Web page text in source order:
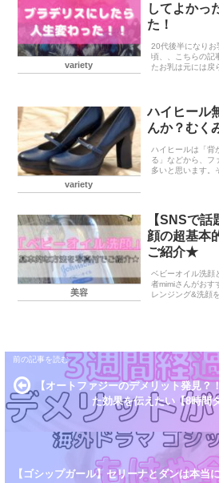
variety
してよかっ
た！
20代後半になりお
頃、、こちらの記
たお乳は元には戻
variety
ハイヒール
んか？むく
ハイヒールは「背
る」などから、フ
多いと思います。
美容
【SNSで
顔の超基本
ご紹介★
ベビーオイル洗顔
者mimiさんがおす
レンジング&洗顔
【オートファジーのデメリット発見？
た効果を伝えたい【8時間
【ゴシップガール】セリーナとダンは本当